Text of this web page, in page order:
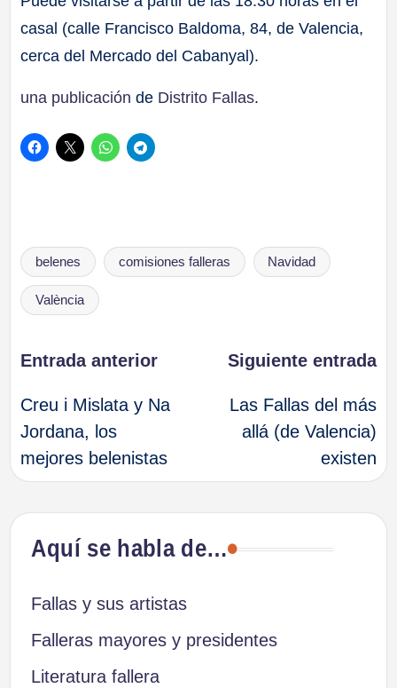
casal (calle Francisco Baldoma, 84, de Valencia,
cerca del Mercado del Cabanyal).
una publicación de Distrito Fallas.
Etiquetas:
belenes comisiones falleras Navidad
València
Navegación
de
entradas
Entrada anterior
Creu i Mislata y Na
Jordana, los
mejores belenistas
Siguiente entrada
Las Fallas del más
allá (de Valencia)
existen
Aquí se habla de…
Fallas y sus artistas
Falleras mayores y presidentes
Literatura fallera